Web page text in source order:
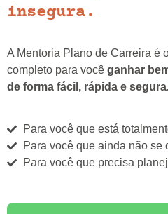
insegura.
A Mentoria Plano de Carreira é
completo para você ganhar
de forma fácil, rápida e
Para você que está
Para você que ainda não se
Para você que precisa